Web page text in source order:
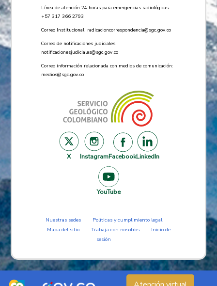
Línea de atención 24 horas para emergencias radiológicas:
+57 ​317 366 2793
Correo Institucional: radicacioncorrespondencia@sgc.gov.co
Correo de notificaciones judiciales:
notificacionesjudiciales@sgc.gov.co
Correo información relacionada con medios de comunicación:
medios@sgc.gov.co
X InstagramFacebookLinkedIn
YouTube
Nuestras sedes
Políticas y cumplimiento legal
Mapa del sitio
Trabaja con nosotros
Inicio de
sesión